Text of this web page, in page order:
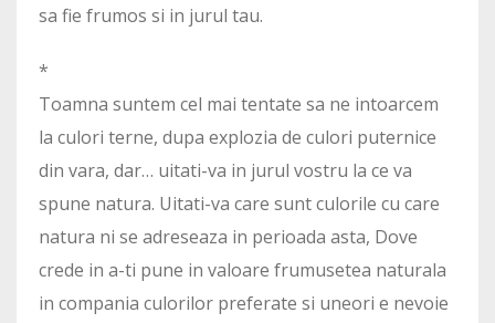
sa fie frumos si in jurul tau.
*
Toamna suntem cel mai tentate sa ne intoarcem
la culori terne, dupa explozia de culori puternice
din vara, dar… uitati-va in jurul vostru la ce va
spune natura. Uitati-va care sunt culorile cu care
natura ni se adreseaza in perioada asta, Dove
crede in a-ti pune in valoare frumusetea naturala
in compania culorilor preferate si uneori e nevoie